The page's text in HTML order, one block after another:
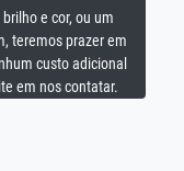
e cor, ou um
teremos prazer em
custo adicional
em nos contatar.